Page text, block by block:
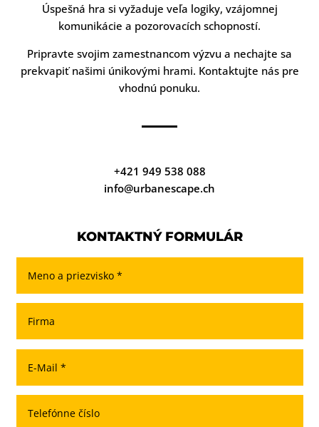
Úspešná hra si vyžaduje veľa logiky, vzájomnej
komunikácie a pozorovacích schopností.
Pripravte svojim zamestnancom výzvu a nechajte sa
prekvapiť našimi únikovými hrami. Kontaktujte nás pre
vhodnú ponuku.
+421 949 538 088
info@urbanescape.ch
KONTAKTNÝ FORMULÁR